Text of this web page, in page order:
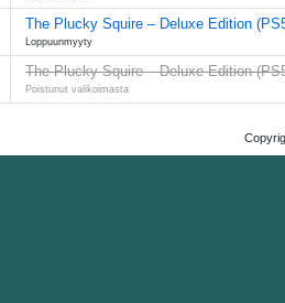
The Plucky Squire – Deluxe Edition
Loppuunmyyty
The Plucky Squire – Deluxe Edition
Poistunut valikoimasta